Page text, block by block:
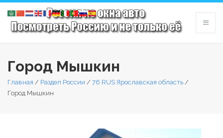
Город Мышкин
Главная / Раздел России / 76 RUS Ярославская область /
Город Мышкин